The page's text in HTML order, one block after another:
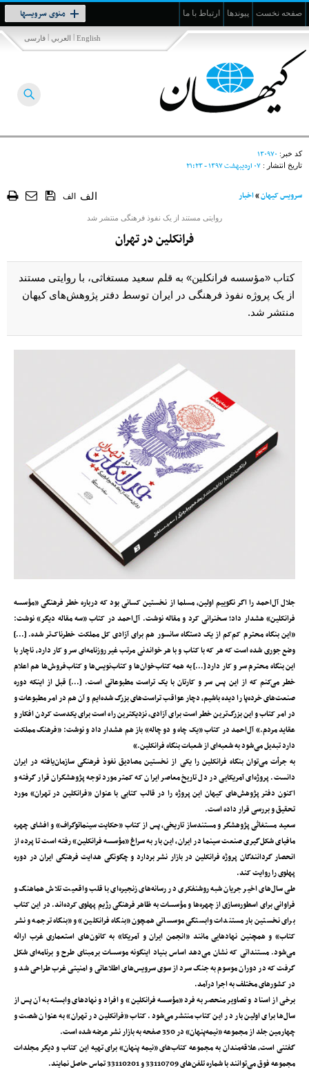
صفحه نخست پیوندها ارتباط با ما منوی سرویسها
Toggle
navigation
فارسی | العربي | English
کد خبر: ۱۳۰۹۷۰
تاریخ انتشار : ۰۷ ارديبهشت ۱۳۹۷ - ۲۱:۲۳
سرویس کیهان»اخبار الف الف
روایتی مستند از یک نفوذ فرهنگی منتشر شد
فرانکلین در تهران
کتاب «مؤسسه فرانکلین» به قلم سعید مستغاثی، با روایتی مستند
از یک پروژه نفوذ فرهنگی در ایران توسط دفتر پژوهش‌های کیهان
منتشر شد.
جلال آل‌احمد را اگر نگوییم اولین، مسلما از نخستین کسانی بود که درباره خطر فرهنگی «مؤسسه
فرانکلین» هشدار داد؛ سخنرانی کرد و مقاله نوشت. آل‌احمد در کتاب «سه مقاله دیگر» نوشت:
«این بنگاه محترم کم‌کم از یک دستگاه سانسور هم برای آزادی کل مملکت خطرناک‌تر شده. [...]
وضع جوری شده است که هر که با کتاب و با هر خواندنی مرتب غیر روزنامه‌ای سر و کار دارد، ناچار با
این بنگاه محترم سر و کار دارد [...] به همه کتاب‌خوان‌ها و کتاب‌نویس‌ها و کتاب‌فروش‌ها هم اعلام
خطر می‌کنم که از این پس سر و کارتان با یک تراست مطبوعاتی است. [...] قبل از اینکه دوره
صنعت‌های خرده‌پا را دیده باشیم، دچار عواقب تراست‌های بزرگ شده‌ایم و آن هم در امر مطبوعات و
در امر کتاب و این بزرگ‌ترین خطر است برای آزادی، نزدیکترین راه است برای یکدست کردن افکار و
عقاید مردم.» آل‌احمد در کتاب «یک چاه و دو چاله» باز هم هشدار داد و نوشت: «فرهنگ مملکت
دارد تبدیل می‌شود به شعبه‌ای از شعبات بنگاه فرانکلین.»
به جرأت می‌توان بنگاه فرانکلین را یکی از نخستین مصادیق نفوذ فرهنگی سازمان‌یافته در ایران
دانست. پروژه‌ای آمریکایی در دل تاریخ معاصر ایران که کمتر مورد توجه پژوهشگران قرار گرفته و
اکنون دفتر پژوهش‌های کیهان این پروژه را در قالب کتابی با عنوان «فرانکلین در تهران» مورد
تحقیق و بررسی قرار داده است.
سعید مستغاثی پژوهشگر و مستندساز تاریخی، پس از کتاب «حکایت سینماتوگراف» و افشای چهره
مافیای شکل‌گیری صنعت سینما در ایران، این بار به سراغ «مؤسسه فرانکلین» رفته است تا پرده از
انحصار گردانندگان پروژه فرانکلین در بازار نشر بردارد و چگونگی هدایت فرهنگی ایران در دوره
پهلوی را روایت کند.
طی سال‌های اخیر جریان شبه روشنفکری در رسانه‌های زنجیره‌ای با قلب واقعیت تلاش هماهنگ و
فراوانی برای اسطوره‌سازی از چهره‌ها و مؤسسات به ظاهر فرهنگی رژیم پهلوی کرده‌اند. در این کتاب
برای نخستین بار مستندات وابستگی موسساتی همچون «بنگاه فرانکلین» و «بنگاه ترجمه و نشر
کتاب» و همچنین نهادهایی مانند «انجمن ایران و آمریکا» به کانون‌های استعماری غرب ارائه
می‌شود. مستنداتی که نشان می‌دهد اساس بنیاد اینگونه موسسات برمبنای طرح و برنامه‌ای شکل
گرفت که در دوران موسوم به جنگ سرد از سوی سرویس‌های اطلاعاتی و امنیتی غرب طراحی شد و
در کشورهای مختلف به اجرا درآمد.
برخی از اسناد و تصاویر منحصر به فرد «مؤسسه فرانکلین» و افراد و نهادهای وابسته به آن پس از
سال‌ها برای اولین بار در این کتاب منتشر می‌شود. کتاب «فرانکلین در تهران» به عنوان شصت و
چهارمین جلد از مجموعه «نیمه‌پنهان» در 350 صفحه به بازار نشر عرضه شده است.
گفتنی است، علاقه‌مندان به مجموعه کتاب‌های «نیمه پنهان» برای تهیه این کتاب و دیگر مجلدات
مجموعه فوق می‌توانند با شماره تلفن‌های 33110709 و 33110201 تماس حاصل نمایند.